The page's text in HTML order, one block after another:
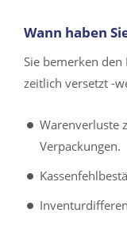
Wann haben
Sie bemerken
zeitlich versetzt -
Warenverluste
Verpackungen.